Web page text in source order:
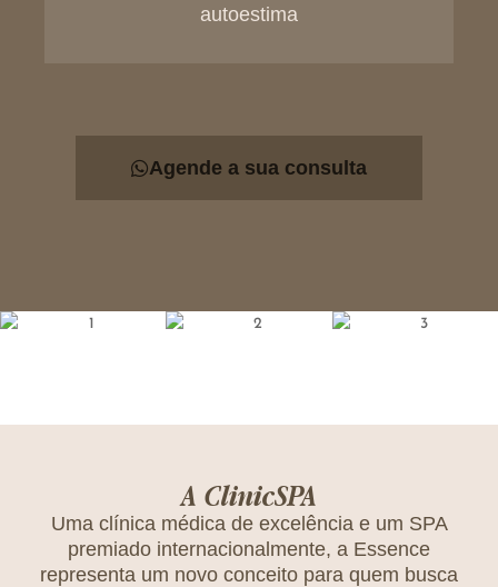
autoestima
Agende a sua consulta
A ClinicSPA
Uma clínica médica de excelência e um SPA
premiado internacionalmente, a Essence
representa um novo conceito para quem busca